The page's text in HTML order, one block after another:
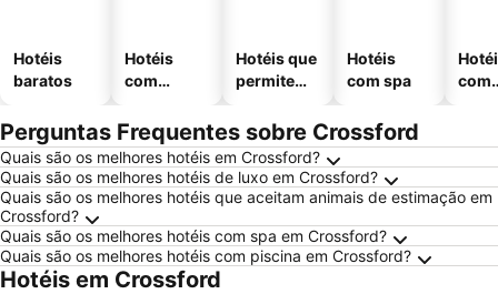
Hotéis
baratos
Hotéis
com
Hotéis que
permitem
Hotéis
com spa
com
Perguntas Frequentes sobre Crossford
Quais são os melhores hotéis em Crossford?
Quais são os melhores hotéis de luxo em Crossford?
Quais são os melhores hotéis que aceitam animais de estimação em
Crossford?
Quais são os melhores hotéis com spa em Crossford?
Quais são os melhores hotéis com piscina em Crossford?
Hotéis em Crossford